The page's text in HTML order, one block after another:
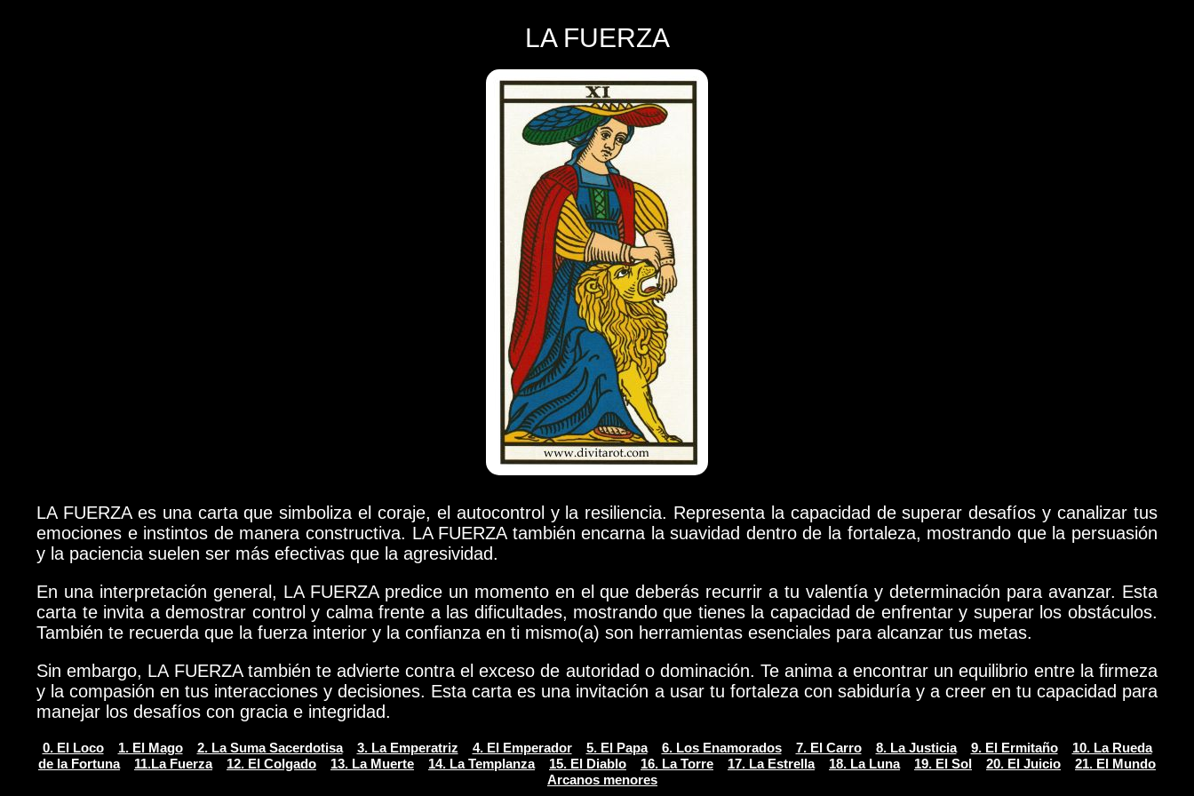
LA FUERZA
LA FUERZA es una carta que simboliza el coraje, el autocontrol y la resiliencia. Representa la capacidad de superar desafíos y canalizar tus
emociones e instintos de manera constructiva. LA FUERZA también encarna la suavidad dentro de la fortaleza, mostrando que la persuasión
y la paciencia suelen ser más efectivas que la agresividad.
En una interpretación general, LA FUERZA predice un momento en el que deberás recurrir a tu valentía y determinación para avanzar. Esta
carta te invita a demostrar control y calma frente a las dificultades, mostrando que tienes la capacidad de enfrentar y superar los obstáculos.
También te recuerda que la fuerza interior y la confianza en ti mismo(a) son herramientas esenciales para alcanzar tus metas.
Sin embargo, LA FUERZA también te advierte contra el exceso de autoridad o dominación. Te anima a encontrar un equilibrio entre la firmeza
y la compasión en tus interacciones y decisiones. Esta carta es una invitación a usar tu fortaleza con sabiduría y a creer en tu capacidad para
manejar los desafíos con gracia e integridad.
0. El Loco 1. El Mago 2. La Suma Sacerdotisa 3. La Emperatriz 4. El Emperador 5. El Papa 6. Los Enamorados 7. El Carro 8. La Justicia 9. El Ermitaño
10. La Rueda
de la Fortuna
11.La Fuerza 12. El Colgado 13. La Muerte 14. La Templanza 15. El Diablo 16. La Torre 17. La Estrella 18. La Luna 19. El Sol 20. El Juicio
21. El Mundo
Arcanos menores